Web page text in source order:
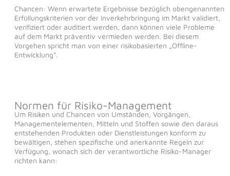
Chancen: Wenn erwartete Ergebnisse bezüglich obengenannten
Erfüllungskriterien vor der Inverkehrbringung im Markt validiert,
verifiziert oder auditiert werden, dann können viele Probleme
auf dem Markt präventiv vermieden werden. Bei diesem
Vorgehen spricht man von einer risikobasierten „Offline-
Entwicklung“.
Normen für Risiko-Management
Um Risiken und Chancen von Umständen, Vorgängen,
Managementelementen, Mitteln und Stoffen sowie den daraus
entstehenden Produkten oder Dienstleistungen konform zu
bewältigen, stehen spezifische und anerkannte Regeln zur
Verfügung, wonach sich der verantwortliche Risiko-Manager
richten kann: